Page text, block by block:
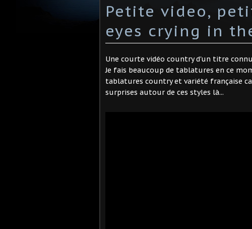
Petite video,
eyes crying in
Une courte vidéo country d'un titre
Je fais beaucoup de tablatures en ce
tablatures country et variété française
surprises autour de ces styles là...